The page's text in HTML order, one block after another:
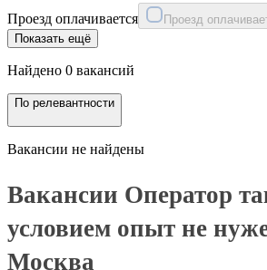
Проезд оплачивается Проезд
Показать ещё
Найдено 0 вакансий
По релевантности
Вакансии не найдены
Вакансии Оператор
условием опыт не
Москва